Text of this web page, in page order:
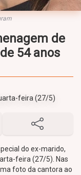
de
54 anos
feira (27/5)
do ex-marido,
feira (27/5). Nas
foto da cantora ao